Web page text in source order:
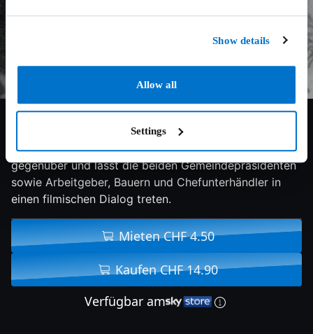
Show details
Allow all
Settings
5/10 1993 81 min Doku
Der Film stellt die beiden Partnergemeinden einander
gegenüber und lässt die beiden Gemeindepräsidenten
sowie Arbeitgeber, Bauern und Chefunterhändler in
einen filmischen Dialog treten.
Mieten CHF 4.50
Kaufen CHF 14.90
Verfügbar am